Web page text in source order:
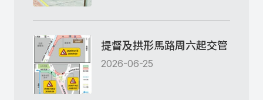
提督及拱形馬路周六起交管
2026-06-25